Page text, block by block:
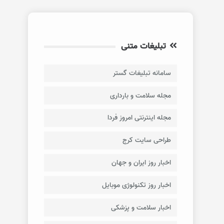
تبلیغات متنی
سامانه تبلیغات گستر
مجله سلامت و بارداری
مجله اینترنتی امروز فردا
طراحی سایت کرج
اخبار روز ایران و جهان
اخبار روز تکنولوژی موبایل
اخبار سلامت و پزشکی